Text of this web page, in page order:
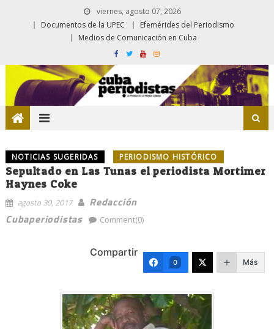
viernes, agosto 07, 2026
Documentos de la UPEC
Efemérides del Periodismo
Medios de Comunicación en Cuba
NOTICIAS SUGERIDAS PERIODISMO HISTÓRICO
Sepultado en Las Tunas el periodista Mortimer
Haynes Coke
agosto 30, 2017
Redacción
Cubaperiodistas
Comment(0)
Compartir
0 Más